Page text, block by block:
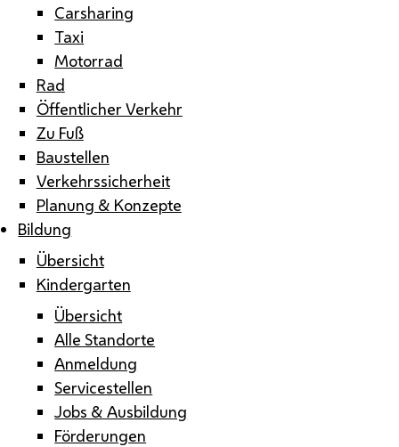
Carsharing
Taxi
Motorrad
Rad
Öffentlicher Verkehr
Zu Fuß
Baustellen
Verkehrssicherheit
Planung & Konzepte
Bildung
Übersicht
Kindergarten
Übersicht
Alle Standorte
Anmeldung
Servicestellen
Jobs & Ausbildung
Förderungen